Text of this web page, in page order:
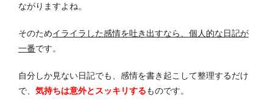
ながりますよね。
そのためイライラした感情を吐き出すなら、個人的な日記が
一番です。
自分しか見ない日記でも、感情を書き起こして整理するだけ
で、 気持ちは意外とスッキリするものです。